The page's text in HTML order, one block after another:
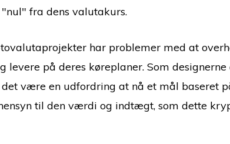
fra dens valutakurs.
har problemer med at
levere på deres køreplaner. Som
være en udfordring at nå et mål baseret
til den værdi og indtægt, som dette